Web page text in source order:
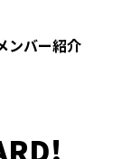
ンバー紹介